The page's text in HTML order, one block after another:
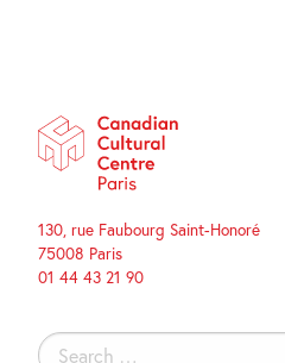
130, rue Faubourg Saint-Honoré
75008 Paris
01 44 43 21 90
Search